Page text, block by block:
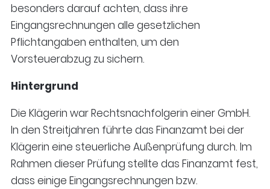
besonders darauf achten, dass ihre
Eingangsrechnungen alle gesetzlichen
Pflichtangaben enthalten, um den
Vorsteuerabzug zu sichern.
Hintergrund
Die Klägerin war Rechtsnachfolgerin einer GmbH.
In den Streitjahren führte das Finanzamt bei der
Klägerin eine steuerliche Außenprüfung durch. Im
Rahmen dieser Prüfung stellte das Finanzamt fest,
dass einige Eingangsrechnungen bzw.